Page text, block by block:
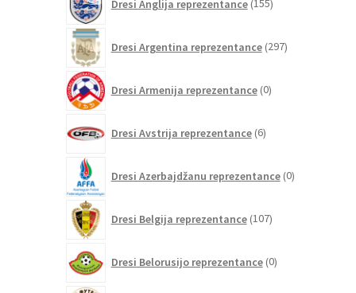
Dresi Anglija reprezentance 155izdelkov
Dresi Argentina reprezentance 297izdelkov
Dresi Armenija reprezentance 0izdelkov
Dresi Avstrija reprezentance 6izdelkov
Dresi Azerbajdžanu reprezentance 0izdelkov
Dresi Belgija reprezentance 107izdelkov
Dresi Belorusijo reprezentance 0izdelkov